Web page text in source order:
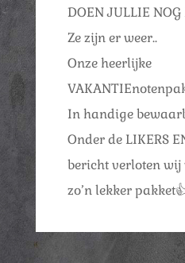
DOEN JULLIE NOG
Ze zijn er weer..
Onze heerlijke
In handige
Onder de LIKERS
bericht verloten
zo’n lekker